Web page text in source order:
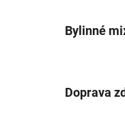
Bylinné
Doprava